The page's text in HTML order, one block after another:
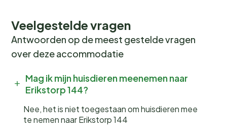
Veelgestelde vragen
Antwoorden op de meest gestelde vragen
over deze accommodatie
Mag ik mijn huisdieren meenemen naar
Erikstorp 144?
Nee, het is niet toegestaan om huisdieren mee
te nemen naar Erikstorp 144